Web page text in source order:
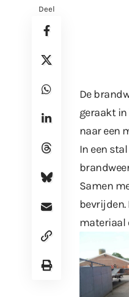
Deel
De
geraakt in
naar een
In een
Samen
bevrijden.
materiaal